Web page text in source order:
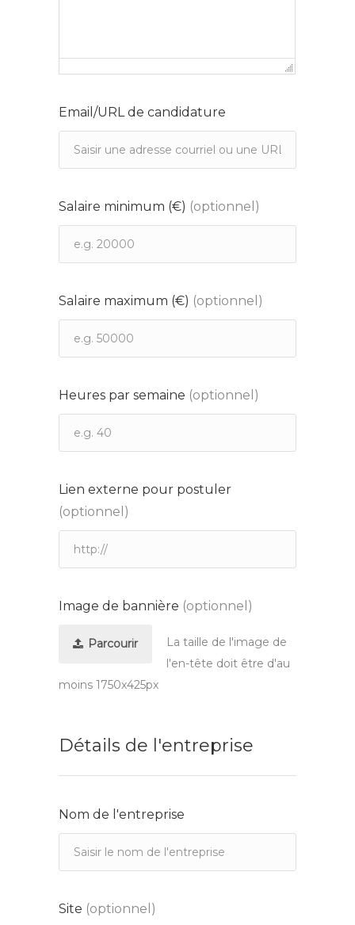
Email/URL de candidature
Salaire minimum (€) (optionnel)
Salaire maximum (€) (optionnel)
Heures par semaine (optionnel)
Lien externe pour postuler
(optionnel)
Image de bannière (optionnel)
Parcourir
La taille de l'image de
l'en-tête doit être d'au
moins 1750x425px
Détails de l'entreprise
Nom de l'entreprise
Site (optionnel)